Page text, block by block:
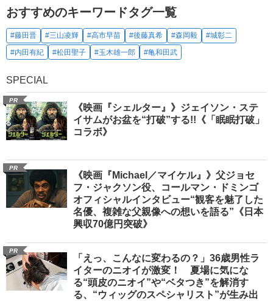
おすすめのキーワードタグ一覧
#藤田晋 #三山凌輝 #高市早苗 #後藤真希 #森岡毅
#城彰二
#内田有紀
#松田聖子 #玉木雄一郎 #亀和田武
SPECIAL
PR
《映画『シェルター』》ジェイソン・ステ
イサムがお盆を“打破”する!!《「眠眠打破」
コラボ》
PR
《映画『Michael／マイケル』》父ジョセ
フ・ジャクソン役、コールマン・ドミンゴ
オフィシャルインタビュー“観客を魅了した
名優、複雑な父親像への想いを語る”《日本
興収70億円突破》
PR
「えっ、こんなに変わるの？」36歳男性ラ
イターのニオイが激変！ 夏場に気にな
る“頭皮のニオイ”や“ベタつき”を解消す
る、“ウィッグのスペシャリスト”が生み出